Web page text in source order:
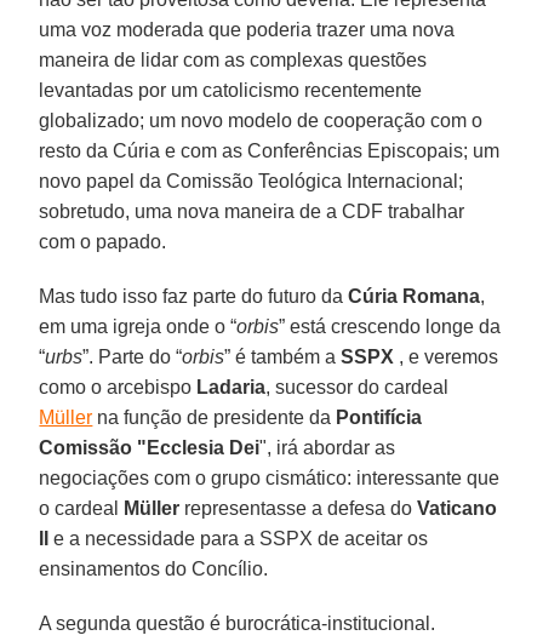
uma voz moderada que poderia trazer uma nova
maneira de lidar com as complexas questões
levantadas por um catolicismo recentemente
globalizado; um novo modelo de cooperação com o
resto da Cúria e com as Conferências Episcopais; um
novo papel da Comissão Teológica Internacional;
sobretudo, uma nova maneira de a CDF trabalhar
com o papado.
Mas tudo isso faz parte do futuro daCúria Romana,
em uma igreja onde o “orbis” está crescendo longe da
“urbs”. Parte do “orbis” é também aSSPX , e veremos
como o arcebispo Ladaria, sucessor do cardeal
Müller na função de presidente da Pontifícia
Comissão "Ecclesia Dei", irá abordar as
negociações com o grupo cismático: interessante que
o cardeal
Müller representasse a defesa doVaticano
e a necessidade para a SSPX de aceitar os
ensinamentos do Concílio.
A segunda questão é burocrática-institucional.